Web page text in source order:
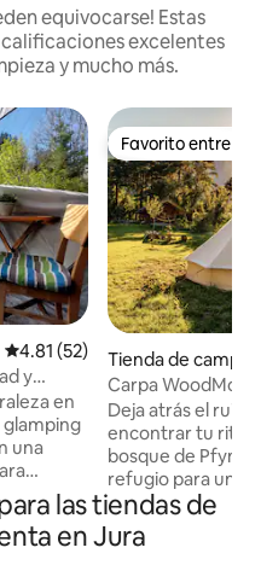
equivocarse! Estas
excelentes
y mucho más.
Calificación promedio: 4.81 de
4.81 (52)
y
en
una
buena
Favorito entre
Favorito entre
Tienda de
Carpa
Deja atrás el
encontrar tu
bosque de Pfyn,
refugio para un
rejuvenecimiento. Ya sea el
acogedor de la
tranquilidad de la
las tiendas de
en Jura